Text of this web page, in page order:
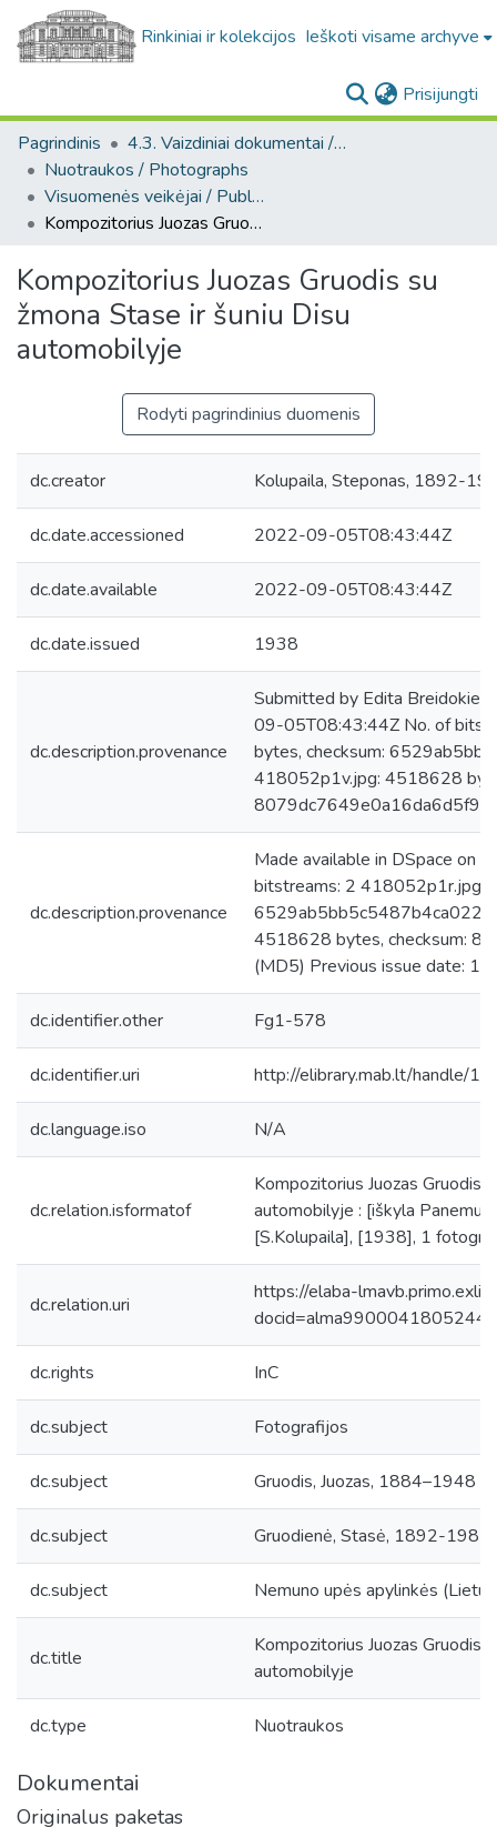
Rinkiniai ir kolekcijos Ieškoti visame archyve
Prisijungti
Pagrindinis
4.3. Vaizdiniai dokumentai / Visual documents
Nuotraukos / Photographs
Visuomenės veikėjai / Public figures
Kompozitorius Juozas Gruodis su žmona Stase ir šuniu Disu automobilyje
Kompozitorius Juozas Gruodis su
žmona Stase ir šuniu Disu
automobilyje
Rodyti pagrindinius duomenis
dc.creator Kolupaila, Steponas, 1892-
dc.date.accessioned 2022-09-05T08:43:44Z
dc.date.available 2022-09-05T08:43:44Z
dc.date.issued 1938
dc.description.provenance
Submitted by Edita
09-05T08:43:44Z No. of
bytes, checksum:
418052p1v.jpg: 4518628
dc.description.provenance
Made available in DSpace on
bitstreams: 2 418052p1r.jpg:
4518628 bytes, checksum:
(MD5) Previous issue date:
dc.identifier.other Fg1-578
dc.identifier.uri http://elibrary.mab.lt/handle/1/
dc.language.iso N/A
dc.relation.isformatof
Kompozitorius Juozas Gruodis
automobilyje : [iškyla
[S.Kolupaila], [1938], 1
dc.relation.uri
https://elaba-
dc.rights InC
dc.subject Fotografijos
dc.subject Gruodis, Juozas, 1884–1948
dc.subject Gruodienė, Stasė, 1892-1985
dc.subject Nemuno upės apylinkės
dc.title
Kompozitorius Juozas Gruodis
automobilyje
dc.type Nuotraukos
Dokumentai
Originalus paketas